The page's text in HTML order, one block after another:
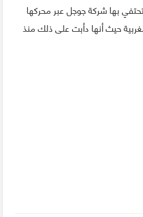
بها شركة جوجل عبر محركها
حيث أنها دأبت على ذلك منذ